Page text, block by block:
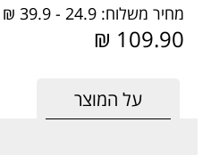
מחיר משלוח: 24.9 - 39.9 ₪
109.90 ₪
על המוצר